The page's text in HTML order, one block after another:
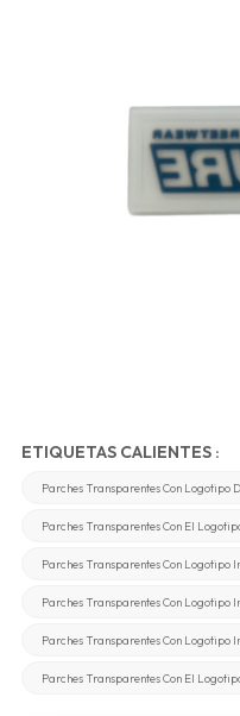
ETIQUETAS CALIENTES :
Parches Transparentes Con Logotipo
Parches Transparentes Con El
Parches Transparentes Con Logotipo
Parches Transparentes Con Logotipo
Parches Transparentes Con Logotipo
Parches Transparentes Con El